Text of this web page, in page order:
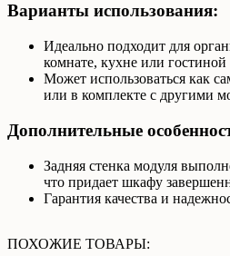
Варианты использования:
Идеально подходит для
комнате, кухне или гостиной
Может использоваться как
или в комплекте с другими
Дополнительные
Задняя стенка модуля
что придает шкафу
Гарантия качества и
ПОХОЖИЕ ТОВАРЫ: